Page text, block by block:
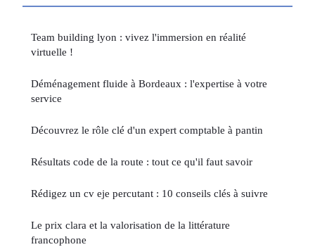
Team building lyon : vivez l'immersion en réalité
virtuelle !
Déménagement fluide à Bordeaux : l'expertise à votre
service
Découvrez le rôle clé d'un expert comptable à pantin
Résultats code de la route : tout ce qu'il faut savoir
Rédigez un cv eje percutant : 10 conseils clés à suivre
Le prix clara et la valorisation de la littérature
francophone